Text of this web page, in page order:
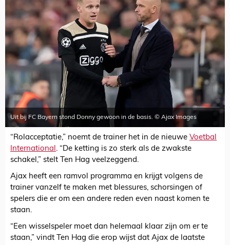
Uit bij FC Bayern stond Donny gewoon in de basis. © Ajax Images
“Rolacceptatie,” noemt de trainer het in de nieuwe Voetbal
International. “De ketting is zo sterk als de zwakste
schakel,” stelt Ten Hag veelzeggend.
Ajax heeft een ramvol programma en krijgt volgens de
trainer vanzelf te maken met blessures, schorsingen of
spelers die er om een andere reden even naast komen te
staan.
“Een wisselspeler moet dan helemaal klaar zijn om er te
staan,” vindt Ten Hag die erop wijst dat Ajax de laatste